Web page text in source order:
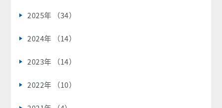
2025年 （34）
2024年 （14）
2023年 （14）
2022年 （10）